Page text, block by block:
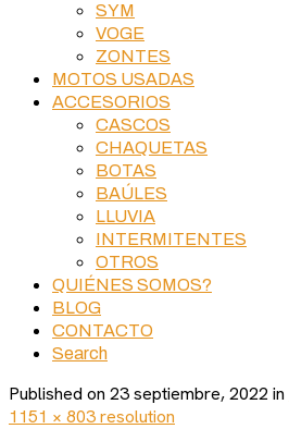
SYM
VOGE
ZONTES
MOTOS USADAS
ACCESORIOS
CASCOS
CHAQUETAS
BOTAS
BAÚLES
LLUVIA
INTERMITENTES
OTROS
QUIÉNES SOMOS?
BLOG
CONTACTO
Search
Published on 23 septiembre, 2022 in
1151 × 803 resolution